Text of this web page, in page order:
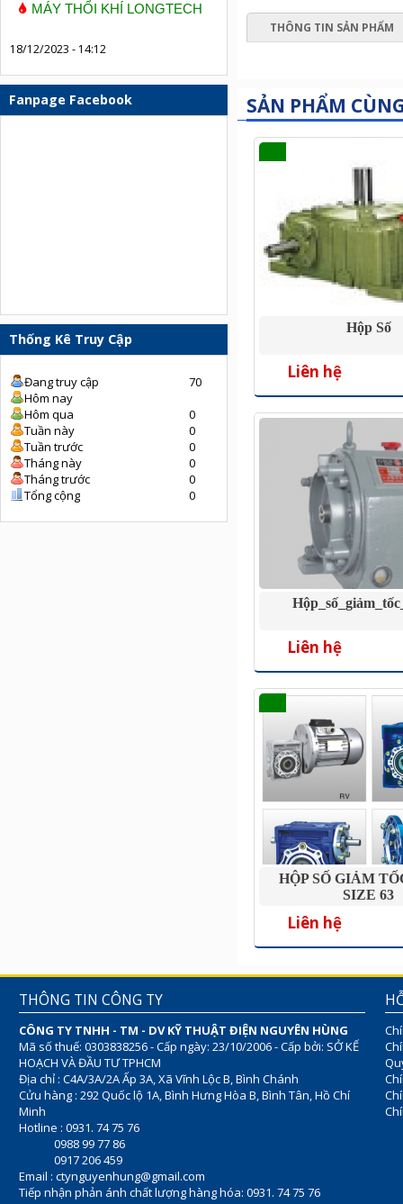
MÁY THỔI KHÍ LONGTECH
18/12/2023 - 14:12
Fanpage Facebook
Thống Kê Truy Cập
Đang truy cập
70
Hôm nay
Hôm qua
0
Tuần này
0
Tuần trước
0
Tháng này
0
Tháng trước
0
Tổng cộng
0
THÔNG TIN SẢN PHẨM
SẢN PHẨM
Hộp Số
Liên hệ
Liên hệ
HỘP SỐ GIẢM
SIZE 63
Liên hệ
THÔNG TIN CÔNG TY
CÔNG TY TNHH - TM - DV KỸ THUẬT ĐIỆN NGUYÊN HÙNG
Mã số thuế: 0303838256 - Cấp ngày: 23/10/2006 - Cấp bởi: SỞ KẾ
HOẠCH VÀ ĐẦU TƯ TPHCM
Địa chỉ : C4A/3A/2A Ấp 3A, Xã Vĩnh Lộc B, Bình Chánh
Cửu hàng : 292 Quốc lộ 1A, Bình Hưng Hòa B, Bình Tân, Hồ Chí
Minh
Hotline : 0931. 74 75 76
0988 99 77 86
0917 206 459
Email : ctynguyenhung@gmail.com
Tiếp nhận phản ánh chất lượng hàng hóa: 0931. 74 75 76